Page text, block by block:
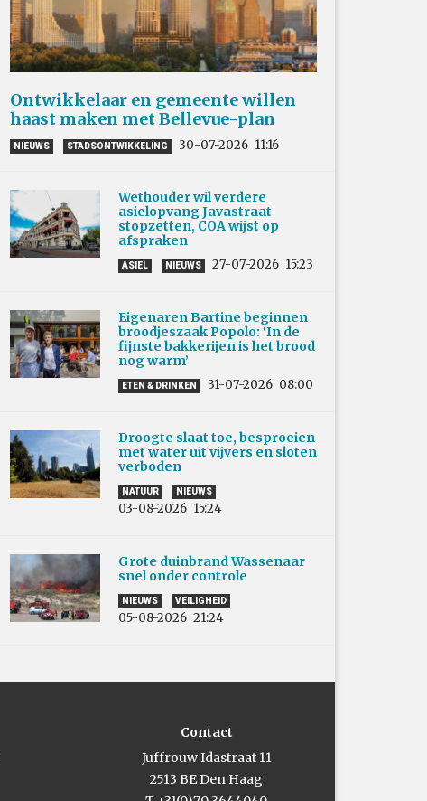
Ontwikkelaar en gemeente willen
haast maken met Bellevue-plan
NIEUWS STADSONTWIKKELING 30-07-2026 11:16
Wethouder wil verdere
asielopvang Javastraat
stopzetten, COA wijst op
afspraken
ASIEL NIEUWS 27-07-2026 15:23
Eigenaren Bartine beginnen
broodjeszaak Popolo: ‘In de
fijnste bakkerijen is het brood
nog warm’
ETEN & DRINKEN 31-07-2026 08:00
Droogte slaat toe, besproeien
met water uit vijvers en sloten
verboden
NATUUR NIEUWS
03-08-2026 15:24
Grote duinbrand Wassenaar
snel onder controle
NIEUWS VEILIGHEID
05-08-2026 21:24
Contact
Juffrouw Idastraat 11
2513 BE Den Haag